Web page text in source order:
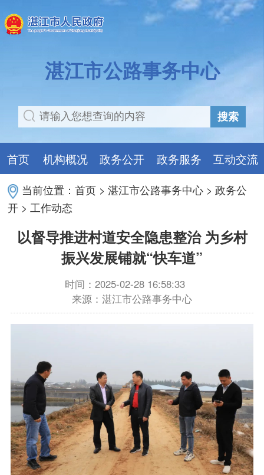
湛江市公路事务中心
搜索
首页 机构概况 政务公开 政务服务 互动交流
当前位置：首页 >湛江市公路事务中心 >政务公
开 > 工作动态
以督导推进村道安全隐患整治 为乡村
振兴发展铺就“快车道”
时间：2025-02-28 16:58:33
来源：湛江市公路事务中心